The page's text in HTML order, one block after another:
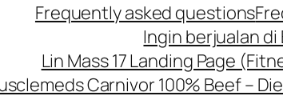
Frequently asked questions
Ingin berjualan
Lin Mass 17 Landing Page
Carnivor 100% Beef –